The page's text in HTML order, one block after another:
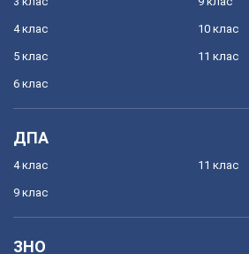
4 клас
5 клас
6 клас
10 клас
11 клас
ДПА
4 клас
9 клас
11 клас
ЗНО